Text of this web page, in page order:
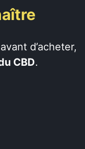
d’acheter,
CBD.